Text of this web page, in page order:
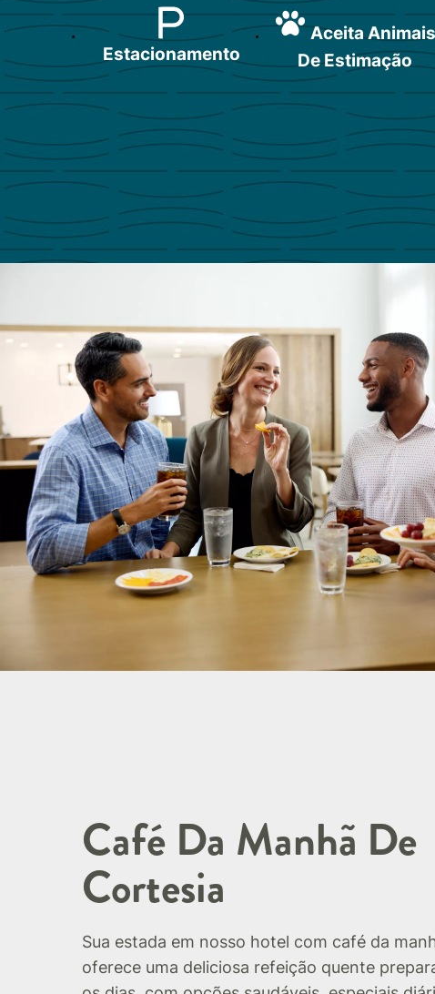
Estacionamento
Aceita Animais
De Estimação
Café Da Manhã De
Cortesia
Sua estada em nosso hotel com café da
oferece uma deliciosa refeição quente